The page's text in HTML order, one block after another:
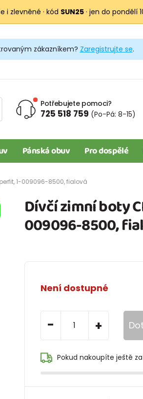
i zlevněné · kód SUN25 · jen do pondělí
zákazníkem? Zaregistrujte se.
Potřebujete pomoci?
725 518 759 (Po-Pá: 8-15)
Pánská obuv Pro dospělé
1-009096-8500, fialová
Dívčí zimní boty
009096-8500,
Není dostupné
- +
Pokud nakoupíte ještě za